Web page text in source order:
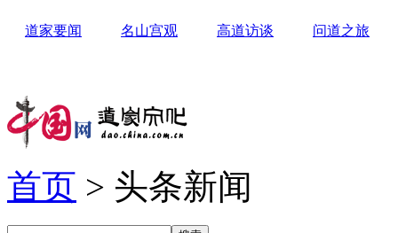
道家要闻 名山宫观 高道访谈 问道之旅
首页 > 头条新闻